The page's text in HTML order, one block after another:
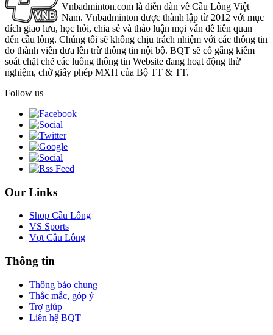
Vnbadminton.com là diễn đàn về Cầu Lông Việt
Nam. Vnbadminton được thành lập từ 2012 với mục
đích giao lưu, học hỏi, chia sẻ và thảo luận mọi vấn đề liên quan
đến cầu lông. Chúng tôi sẽ không chịu trách nhiệm với các thông tin
do thành viên đưa lên trừ thông tin nội bộ. BQT sẽ cố gắng kiểm
soát chặt chẽ các luồng thông tin Website đang hoạt động thử
nghiệm, chờ giấy phép MXH của Bộ TT & TT.
Follow us
Our Links
Shop Cầu Lông
VS Sports
Vợt Cầu Lông
Thông tin
Thông báo chung
Thắc mắc, góp ý
Trợ giúp
Liên hệ BQT